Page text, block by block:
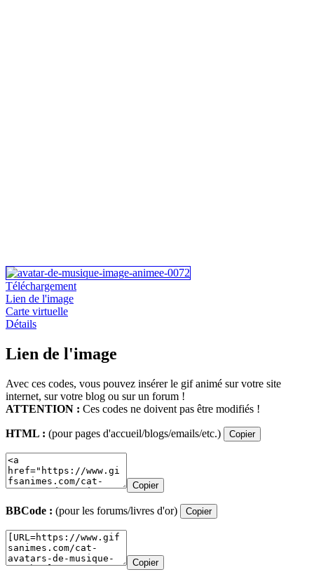
Téléchargement
Lien de l'image
Carte virtuelle
Détails
Lien de l'image
Avec ces codes, vous pouvez insérer le gif animé sur votre site
internet, sur votre blog ou sur un forum !
ATTENTION : Ces codes ne doivent pas être modifiés !
HTML : (pour pages d'accueil/blogs/emails/etc.) Copier
Copier
BBCode : (pour les forums/livres d'or) Copier
Copier